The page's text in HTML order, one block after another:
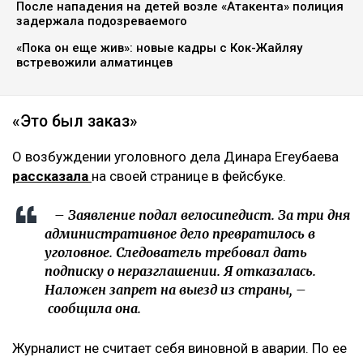
После нападения на детей возле «Атакента» полиция
задержала подозреваемого
«Пока он еще жив»: новые кадры с Кок-Жайляу
встревожили алматинцев
«Это был заказ»
О возбуждении уголовного дела Динара Егеубаева
рассказала на своей странице в фейсбуке.
– Заявление подал велосипедист. За три дня
административное дело превратилось в
уголовное. Следователь требовал дать
подписку о неразглашении. Я отказалась.
Наложен запрет на выезд из страны, –
сообщила она.
Журналист не считает себя виновной в аварии. По ее